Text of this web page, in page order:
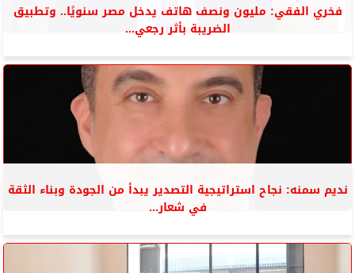
فخري الفقي: مليون ونصف هاتف يدخل مصر سنويًا.. وتطبيق
الضريبة بأثر رجعي...
نديم سمنه: نجاح استراتيجية التصدير يبدأ من الجودة وبناء الثقة
في شعار...